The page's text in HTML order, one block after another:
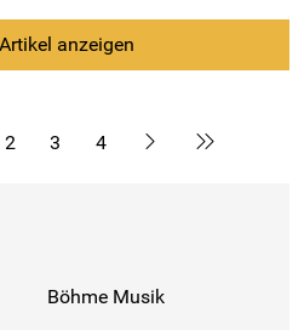
anzeigen
2 3 4
Böhme Musik